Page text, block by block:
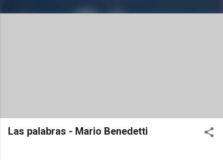
Las palabras - Mario Benedetti